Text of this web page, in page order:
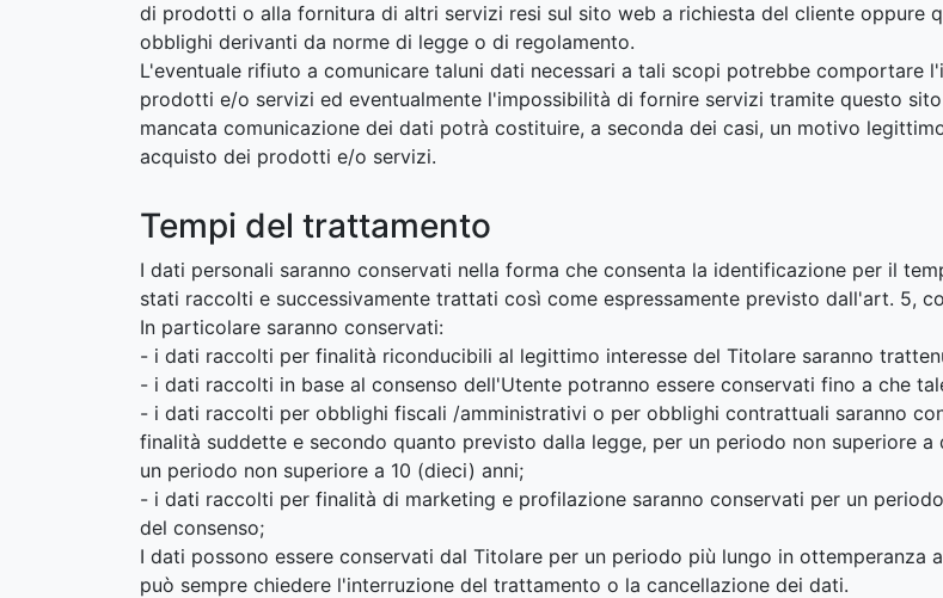
di prodotti o alla fornitura di altri servizi resi sul sito web a richiesta del cliente oppure
obblighi derivanti da norme di legge o di regolamento.
L'eventuale rifiuto a comunicare taluni dati necessari a tali scopi potrebbe comportare
prodotti e/o servizi ed eventualmente l'impossibilità di fornire servizi tramite questo
mancata comunicazione dei dati potrà costituire, a seconda dei casi, un motivo
acquisto dei prodotti e/o servizi.
Tempi del trattamento
I dati personali saranno conservati nella forma che consenta la identificazione per il
stati raccolti e successivamente trattati così come espressamente previsto dall'art. 5,
In particolare saranno conservati:
- i dati raccolti per finalità riconducibili al legittimo interesse del Titolare saranno
- i dati raccolti in base al consenso dell'Utente potranno essere conservati fino a che
- i dati raccolti per obblighi fiscali /amministrativi o per obblighi contrattuali saranno
finalità suddette e secondo quanto previsto dalla legge, per un periodo non superiore
un periodo non superiore a 10 (dieci) anni;
- i dati raccolti per finalità di marketing e profilazione saranno conservati per un
del consenso;
I dati possono essere conservati dal Titolare per un periodo più lungo in
può sempre chiedere l'interruzione del trattamento o la cancellazione dei dati.